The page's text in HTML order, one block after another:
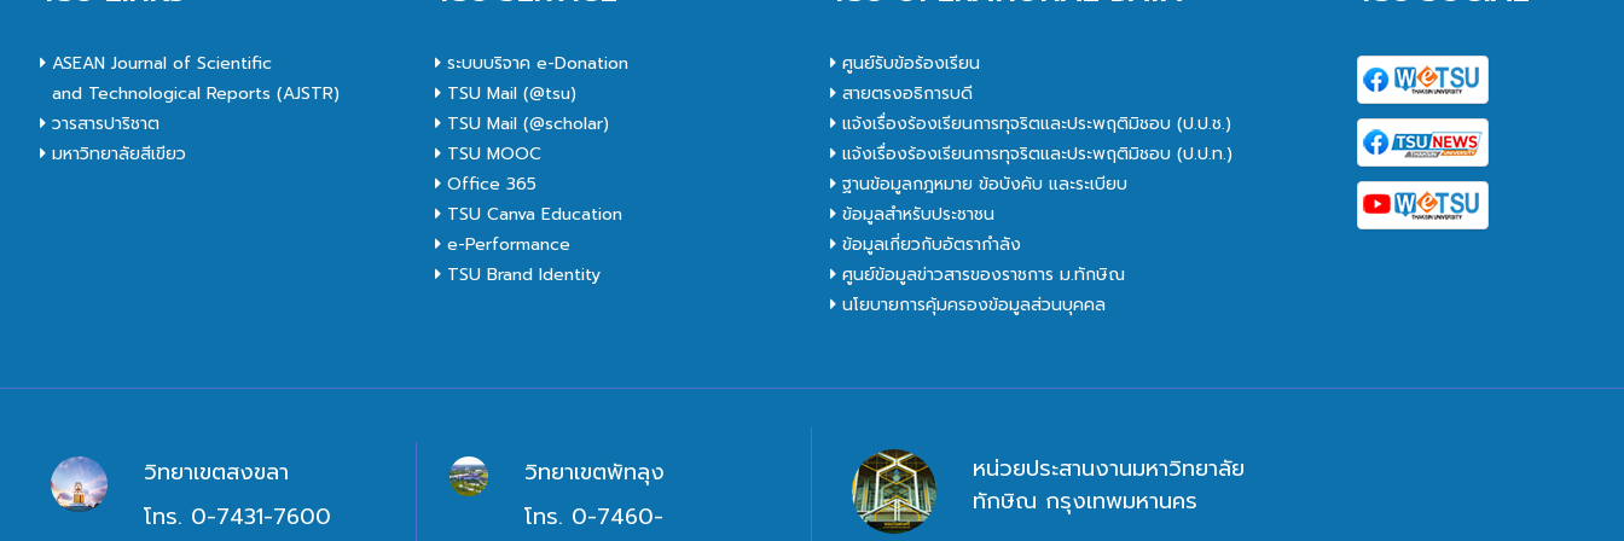
ASEAN Journal of Scientific
and Technological Reports (AJSTR)
วารสารปาริชาต
มหาวิทยาลัยสีเขียว
ระบบบริจาค e-Donation
TSU Mail (@tsu)
TSU Mail (@scholar)
TSU MOOC
Office 365
TSU Canva Education
e-Performance
TSU Brand Identity
ศูนย์รับข้อร้องเรียน
สายตรงอธิการบดี
แจ้งเรื่องร้องเรียนการทุจริตและประพฤติมิชอบ (ป.ป.ช.)
แจ้งเรื่องร้องเรียนการทุจริตและประพฤติมิชอบ (ป.ป.ท.)
ฐานข้อมูลกฎหมาย ข้อบังคับ และระเบียบ
ข้อมูลสำหรับประชาชน
ข้อมูลเกี่ยวกับอัตรากำลัง
ศูนย์ข้อมูลข่าวสารของราชการ ม.ทักษิณ
นโยบายการคุ้มครองข้อมูลส่วนบุคคล
วิทยาเขตสงขลา
โทร. 0-7431-7600
วิทยาเขตพัทลุง
โทร. 0-7460-
หน่วยประสานงานมหาวิทยาลัย
ทักษิณ กรุงเทพมหานคร